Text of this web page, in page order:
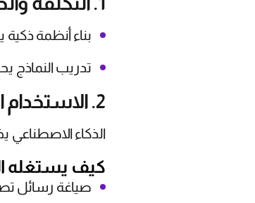
بناء أنظمة ذكية
تدريب النماذج
2. الاستخدام المزدوج (سلاح ذو حدين)
الذكاء الاصطناعي
كيف يستغله
صياغة رسائل